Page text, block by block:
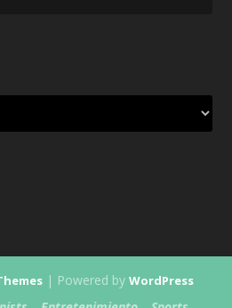
| Powered by WordPress